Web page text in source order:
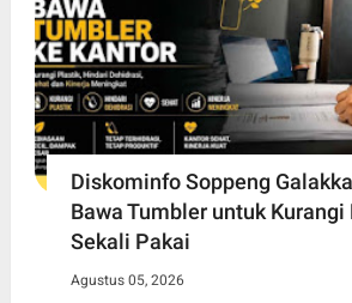
Diskominfo Soppeng
Bawa Tumbler untuk
Sekali Pakai
Agustus 05, 2026